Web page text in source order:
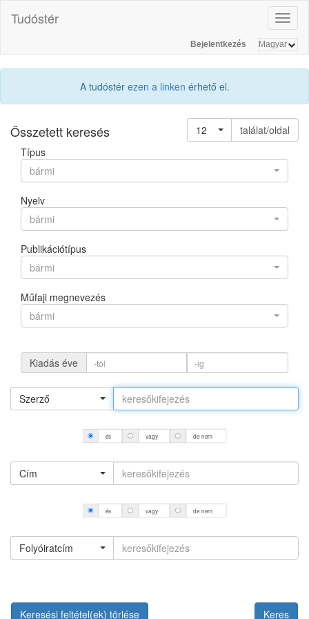
Tudóstér
Bejelentkezés
A tudóstér ezen a linken érhető el.
Összetett keresés 12
találat/oldal
Típus
bármi
Nyelv
bármi
Publikációtípus
bármi
Műfaji megnevezés
bármi
Kiadás éve
Szerző
és vagy de nem
Cím
és vagy de nem
Folyóiratcím
Keresési feltétel(ek) törlése